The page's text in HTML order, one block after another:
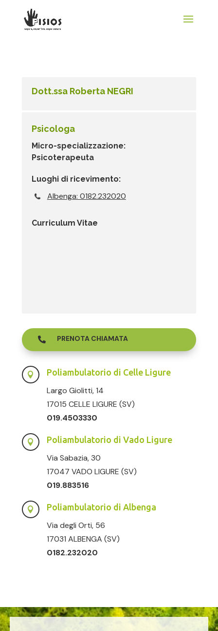
Dott.ssa Roberta NEGRI
Psicologa
Micro-specializzazione:
Psicoterapeuta
Luoghi di ricevimento:
Albenga: 0182.232020
Curriculum Vitae
 PRENOTA CHIAMATA
 Poliambulatorio di Celle Ligure
Largo Giolitti, 14
17015 CELLE LIGURE (SV)
019.4503330
 Poliambulatorio di Vado Ligure
Via Sabazia, 30
17047 VADO LIGURE (SV)
019.883516
 Poliambulatorio di Albenga
Via degli Orti, 56
17031 ALBENGA (SV)
0182.232020